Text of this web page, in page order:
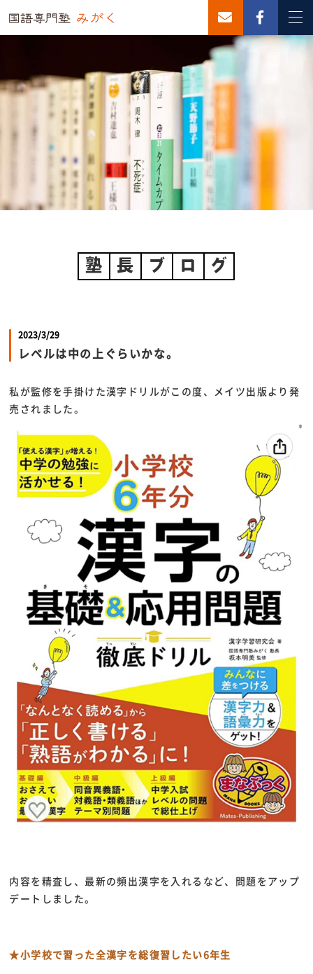
塾 長 ブ ロ グ
2023/3/29
レベルは中の上ぐらいかな。
私が監修を手掛けた漢字ドリルがこの度、メイツ出版より発
売されました。
内容を精査し、最新の頻出漢字を入れるなど、問題をアップ
デートしました。
★小学校で習った全漢字を総復習したい6年生